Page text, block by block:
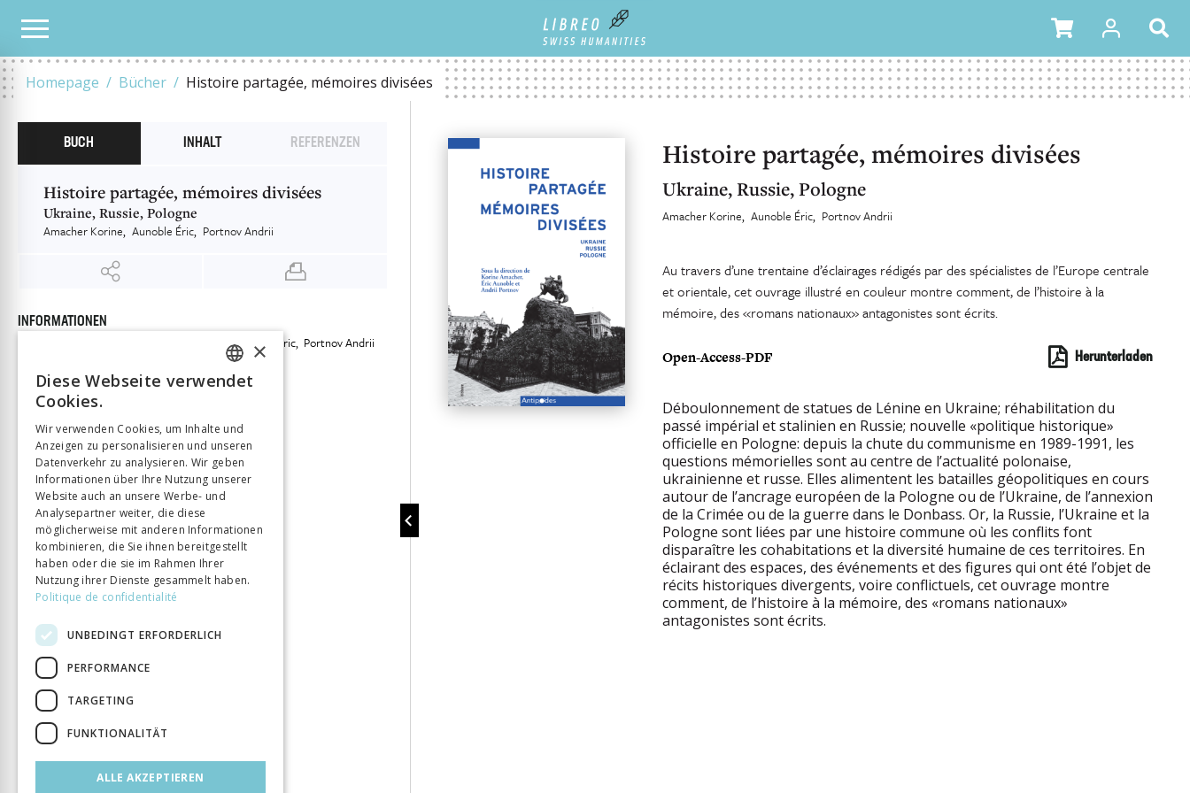
Homepage Bücher Histoire partagée, mémoires divisées
UNSER KATALOG
Histoire partagée, mémoires divisées
Ukraine, Russie, Pologne
Amacher Korine Aunoble Éric Portnov Andrii
Au travers d’une trentaine d’éclairages rédigés par des spécialistes de l’Europe centrale
et orientale, cet ouvrage illustré en couleur montre comment, de l’histoire à la
mémoire, des «romans nationaux» antagonistes sont écrits.
Open-Access-PDF Herunterladen
Déboulonnement de statues de Lénine en Ukraine; réhabilitation du
passé impérial et stalinien en Russie; nouvelle «politique historique»
officielle en Pologne: depuis la chute du communisme en 1989-1991, les
questions mémorielles sont au centre de l’actualité polonaise,
ukrainienne et russe. Elles alimentent les batailles géopolitiques en cours
autour de l’ancrage européen de la Pologne ou de l’Ukraine, de l’annexion
de la Crimée ou de la guerre dans le Donbass. Or, la Russie, l’Ukraine et la
Pologne sont liées par une histoire commune où les conflits font
disparaître les cohabitations et la diversité humaine de ces territoires. En
éclairant des espaces, des événements et des figures qui ont été l’objet de
récits historiques divergents, voire conflictuels, cet ouvrage montre
comment, de l’histoire à la mémoire, des «romans nationaux»
antagonistes sont écrits.
BUCH INHALT REFERENZEN
Histoire partagée, mémoires divisées
Ukraine, Russie, Pologne
Amacher Korine Aunoble Éric Portnov Andrii
INFORMATIONEN
Aunoble Éric Portnov Andrii
ISBN
9782889019700
Seitenzahl
439
Erscheinungsjahr
15 Feb. 2021
Art des Buches
Ouvrage collectif
DOI
10.33056/ANTIPODES.11698
FRENCH
ITALIAN
×
Diese Webseite verwendet
Cookies.
Wir verwenden Cookies, um Inhalte und
Anzeigen zu personalisieren und unseren
Datenverkehr zu analysieren. Wir geben
Informationen über Ihre Nutzung unserer
Website auch an unsere Werbe- und
Analysepartner weiter, die diese
möglicherweise mit anderen Informationen
kombinieren, die Sie ihnen bereitgestellt
haben oder die sie im Rahmen Ihrer
Nutzung ihrer Dienste gesammelt haben.
Politique de confidentialité
UNBEDINGT ERFORDERLICH
PERFORMANCE
TARGETING
FUNKTIONALITÄT
ALLE AKZEPTIEREN